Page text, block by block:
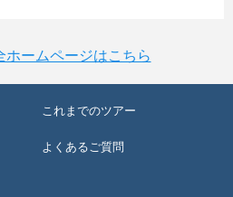
ホームページはこちら
これまでのツアー
よくあるご質問